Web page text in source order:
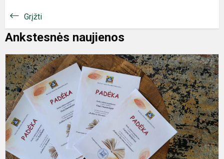
Grįžti
Ankstesnės naujienos